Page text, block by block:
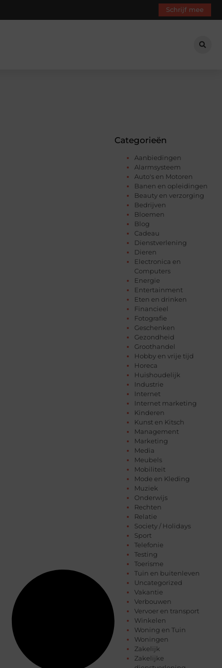
Schrijf mee
Categorieën
Aanbiedingen
Alarmsysteem
Auto's en Motoren
Banen en opleidingen
Beauty en verzorging
Bedrijven
Bloemen
Blog
Cadeau
Dienstverlening
Dieren
Electronica en
Computers
Energie
Entertainment
Eten en drinken
Financieel
Fotografie
Geschenken
Gezondheid
Groothandel
Hobby en vrije tijd
Horeca
Huishoudelijk
Industrie
Internet
Internet marketing
Kinderen
Kunst en Kitsch
Management
Marketing
Media
Meubels
Mobiliteit
Mode en Kleding
Muziek
Onderwijs
Rechten
Relatie
Society / Holidays
Sport
Telefonie
Testing
Toerisme
Tuin en buitenleven
Uncategorized
Vakantie
Verbouwen
Vervoer en transport
Winkelen
Woning en Tuin
Woningen
Zakelijk
Zakelijke